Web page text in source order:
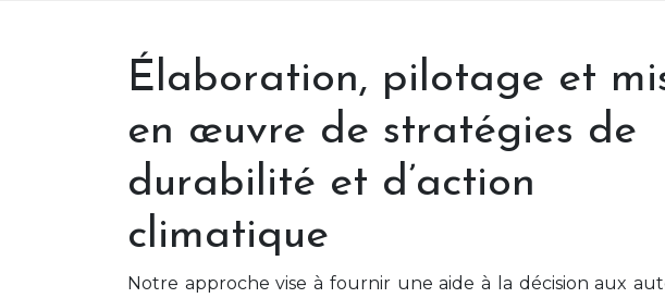
Élaboration, pilotage et
en œuvre de stratégies de
durabilité et d’action
climatique
Notre approche vise à fournir une aide à la décision aux